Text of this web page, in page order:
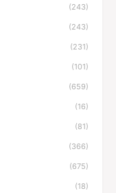
(243)
(243)
(231)
(101)
(659)
(16)
(81)
(366)
(675)
(18)